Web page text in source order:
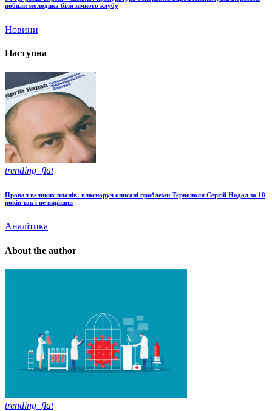
побили молодика біля нічного клубу
Новини
Наступна
trending_flat
Провал великих планів: власноруч описані проблеми Тернополя Сергій Надал за 10
років так і не вирішив
Аналітика
About the author
trending_flat